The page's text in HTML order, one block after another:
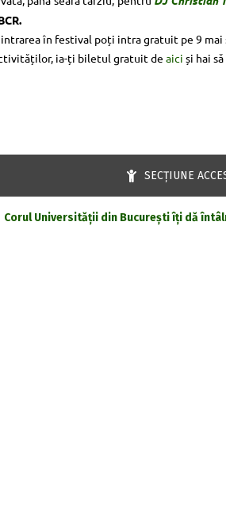
în festival poți intra gratuit pe 9
ia-ți biletul gratuit de aici și hai
SECŢIUNE
Corul Universității din București îți dă